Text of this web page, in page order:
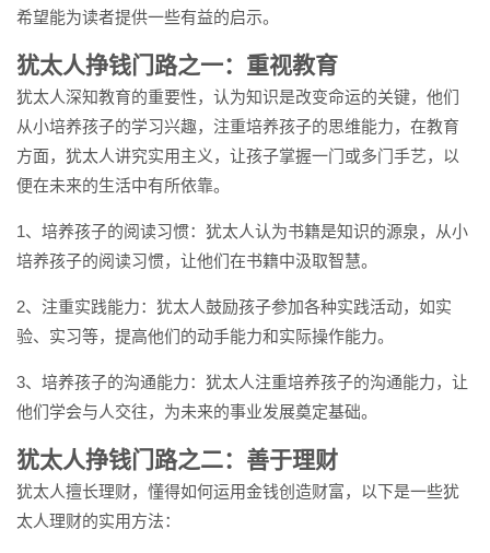
希望能为读者提供一些有益的启示。
犹太人挣钱门路之一：重视教育
犹太人深知教育的重要性，认为知识是改变命运的关键，他们
从小培养孩子的学习兴趣，注重培养孩子的思维能力，在教育
方面，犹太人讲究实用主义，让孩子掌握一门或多门手艺，以
便在未来的生活中有所依靠。
1、培养孩子的阅读习惯：犹太人认为书籍是知识的源泉，从小
培养孩子的阅读习惯，让他们在书籍中汲取智慧。
2、注重实践能力：犹太人鼓励孩子参加各种实践活动，如实
验、实习等，提高他们的动手能力和实际操作能力。
3、培养孩子的沟通能力：犹太人注重培养孩子的沟通能力，让
他们学会与人交往，为未来的事业发展奠定基础。
犹太人挣钱门路之二：善于理财
犹太人擅长理财，懂得如何运用金钱创造财富，以下是一些犹
太人理财的实用方法：